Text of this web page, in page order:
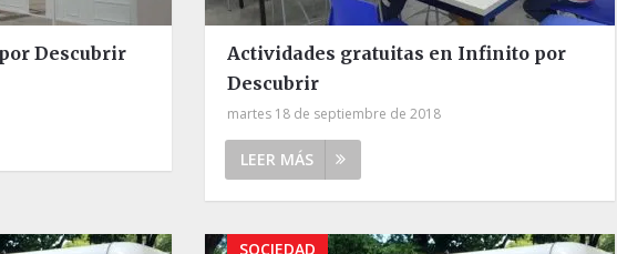
Descubrir
Actividades gratuitas en Infinito por
Descubrir
martes 18 de septiembre de 2018
LEER MÁS
SOCIEDAD